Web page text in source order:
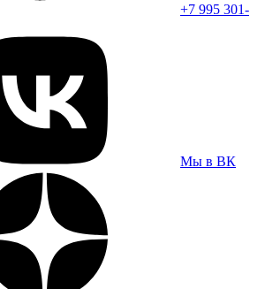
+7 995 301-
Мы в ВК